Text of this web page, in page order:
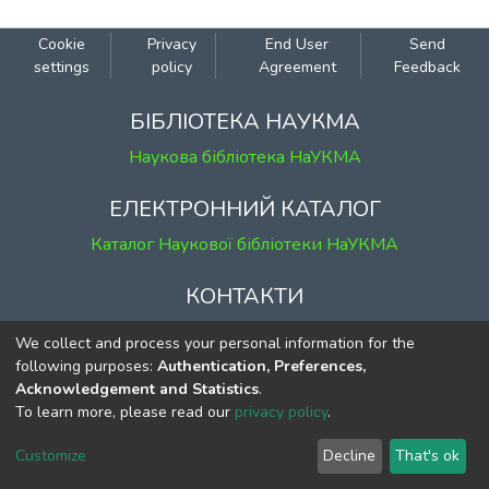
Cookie
settings
Privacy
policy
End User
Agreement
Send
Feedback
БІБЛІОТЕКА НАУКМА
Наукова бібліотека НаУКМА
ЕЛЕКТРОННИЙ КАТАЛОГ
Каталог Наукової бібліотеки НаУКМА
КОНТАКТИ
м. Київ, вул. Григорія Сковороди, 2
к. 1, к. 120
тел. (044) 463-69-31
ekmair@ukma.edu.ua
We collect and process your personal information for the
following purposes: Authentication, Preferences,
Acknowledgement and Statistics.
To learn more, please read our privacy policy.
Customize Decline That's ok